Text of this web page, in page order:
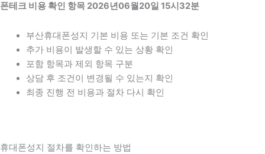
폰테크 비용 확인 항목 2026년06월20일 15시32분
부산휴대폰성지 기본 비용 또는 기본 조건 확인
추가 비용이 발생할 수 있는 상황 확인
포함 항목과 제외 항목 구분
상담 후 조건이 변경될 수 있는지 확인
최종 진행 전 비용과 절차 다시 확인
휴대폰성지 절차를 확인하는 방법